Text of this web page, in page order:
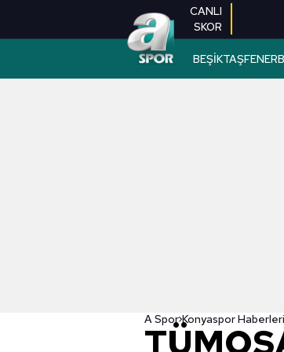
CANLI
SKOR
BEŞİKTAŞ
A Spor Konyaspor